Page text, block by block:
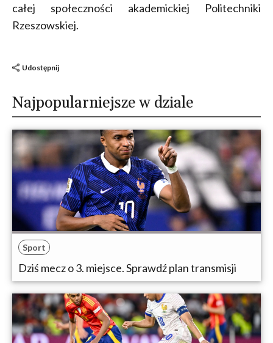
całej społeczności akademickiej Politechniki
Rzeszowskiej.
Udostępnij
Najpopularniejsze w dziale
Sport
Dziś mecz o 3. miejsce. Sprawdź plan transmisji